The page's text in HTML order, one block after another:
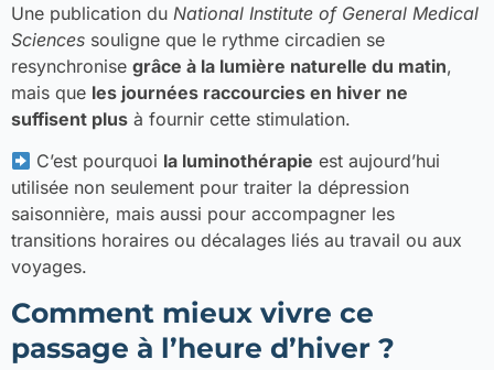
Une publication du National Institute of General Medical
Sciences souligne que le rythme circadien se
resynchronise grâce à la lumière naturelle du matin,
mais que les journées raccourcies en hiver ne
suffisent plus à fournir cette stimulation.
C’est pourquoi la luminothérapie est aujourd’hui
utilisée non seulement pour traiter la dépression
saisonnière, mais aussi pour accompagner les
transitions horaires ou décalages liés au travail ou aux
voyages.
Comment mieux vivre ce
passage à l’heure d’hiver ?